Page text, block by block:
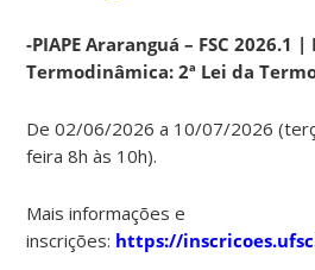
-PIAPE Araranguá – FSC 2026.1
Termodinâmica: 2ª Lei da
De 02/06/2026 a 10/07/2026
feira 8h às 10h).
Mais informações e
inscrições: https://